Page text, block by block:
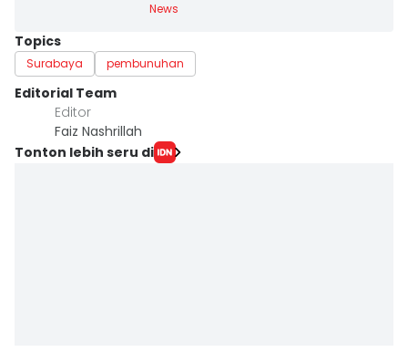
News
Topics
Surabaya pembunuhan
Editorial Team
Editor
Faiz Nashrillah
Tonton lebih seru di